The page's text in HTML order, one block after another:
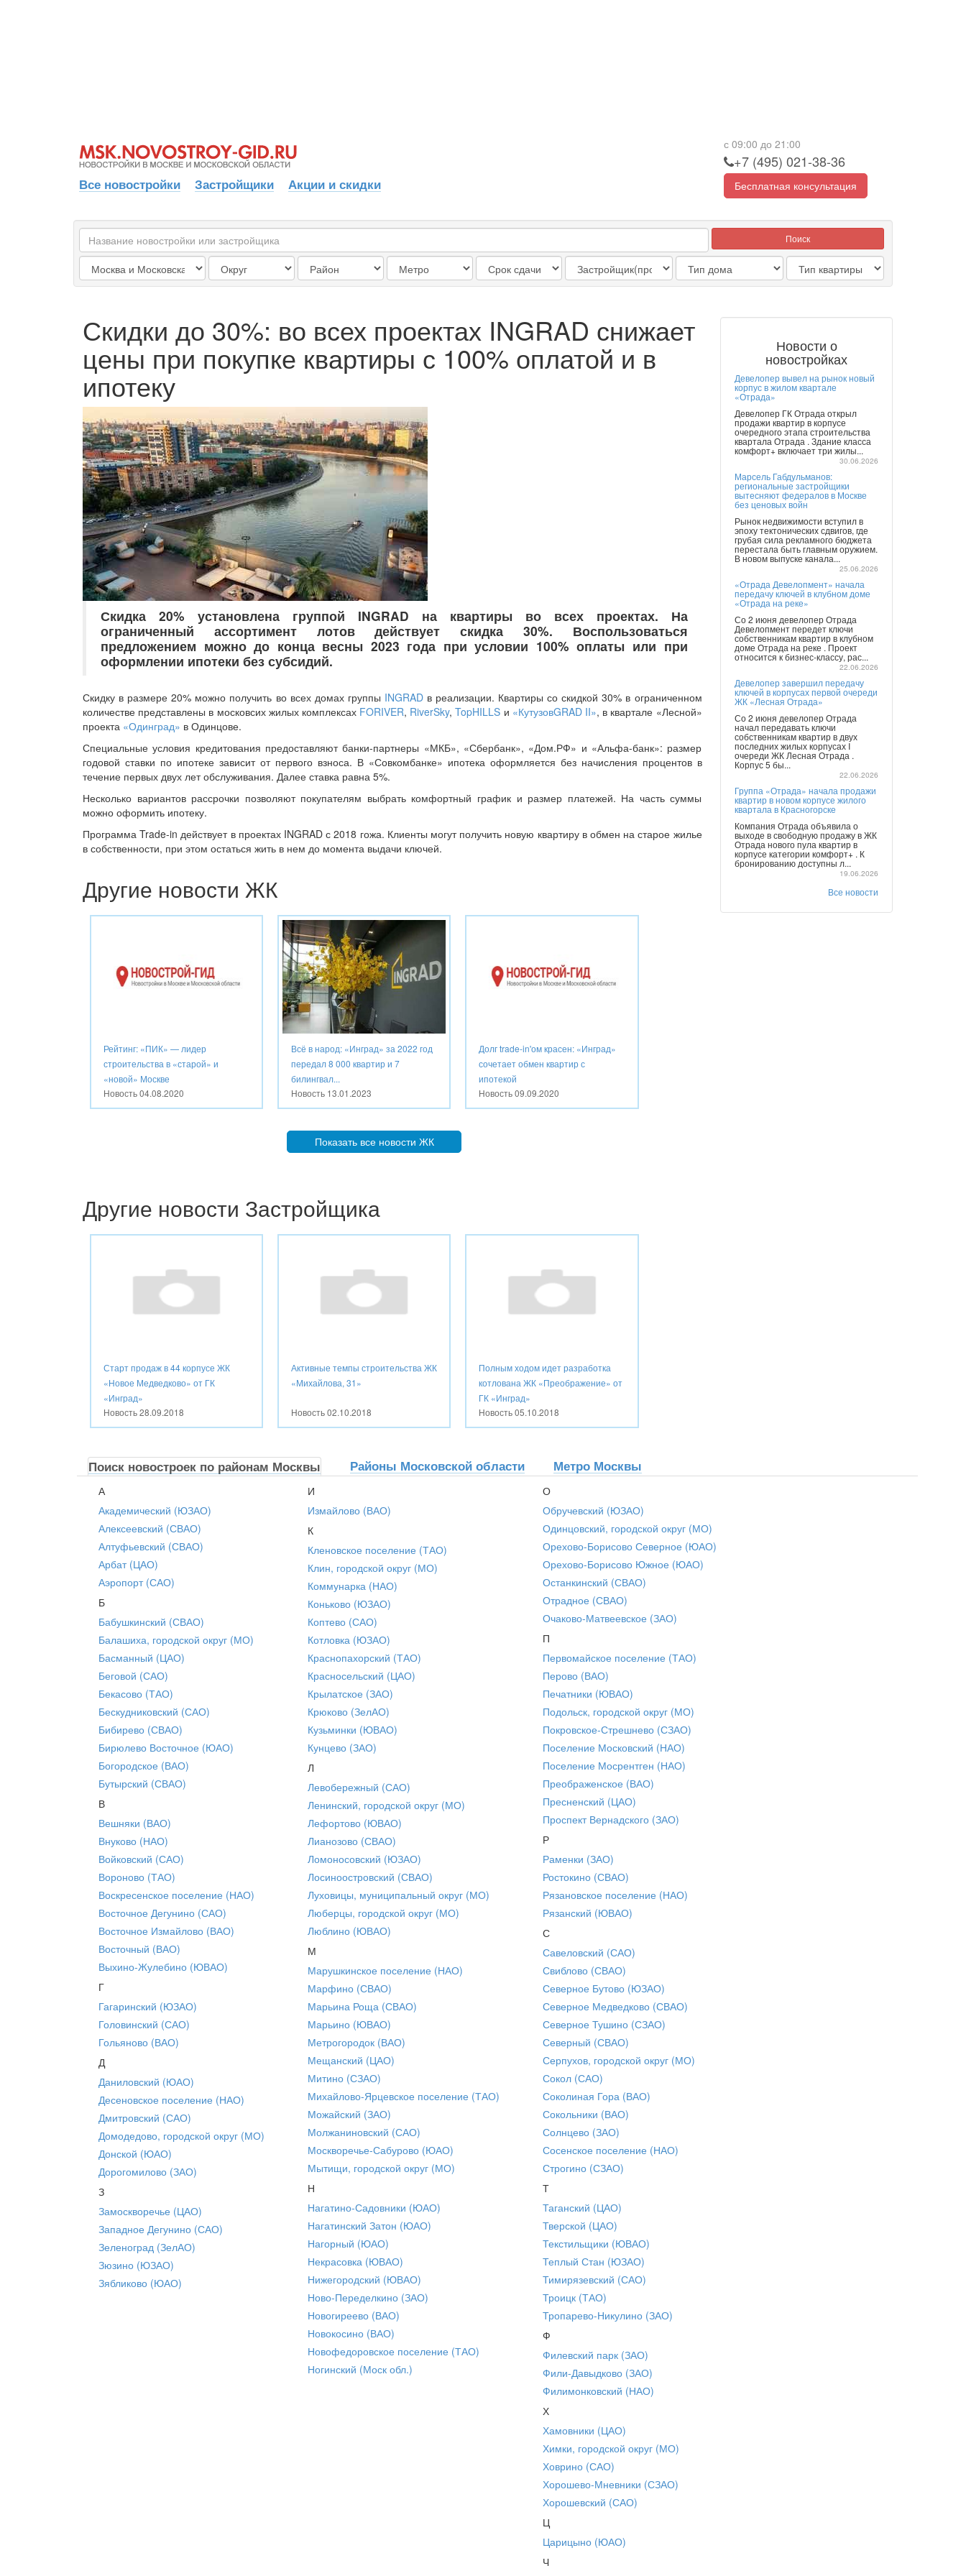
Все новостройки Застройщики Акции и скидки
с 09:00 до 21:00
+7 (495) 021-38-36
Бесплатная консультация
Поиск
Скидки до 30%: во всех проектах INGRAD снижает
цены при покупке квартиры с 100% оплатой и в
ипотеку
Скидка 20% установлена группой INGRAD на квартиры во всех проектах. На
ограниченный ассортимент лотов действует скидка 30%. Воспользоваться
предложением можно до конца весны 2023 года при условии 100% оплаты или при
оформлении ипотеки без субсидий.
Скидку в размере 20% можно получить во всех домах группы INGRADв реализации. Квартиры со скидкой 30% в ограниченном
количестве представлены в московсих жилых комплексах FORIVER, RiverSky,TopHILLS и «КутузовGRAD II», в квартале «Лесной»
проекта «Одинград» в Одинцове.
Специальные условия кредитования предоставляют банки-партнеры «МКБ», «Сбербанк», «Дом.РФ» и «Альфа-банк»: размер
годовой ставки по ипотеке зависит от первого взноса. В «Совкомбанке» ипотека оформляется без начисления процентов в
течение первых двух лет обслуживания. Далее ставка равна 5%.
Несколько вариантов рассрочки позволяют покупателям выбрать комфортный график и размер платежей. На часть суммы
можно оформить ипотеку.
Программа Trade-in действует в проектах INGRAD с 2018 гожа. Клиенты могут получить новую квартиру в обмен на старое жилье
в собственности, при этом остаться жить в нем до момента выдачи ключей.
Другие новости ЖК
Рейтинг: «ПИК» — лидер
строительства в «старой» и
«новой» Москве
Новость04.08.2020
Всё в народ: «Инград» за 2022 год
передал 8 000 квартир и 7
билингвал...
Новость 13.01.2023
Долг trade-in'ом красен: «Инград»
сочетает обмен квартир с
ипотекой
Новость09.09.2020
Показать все новости ЖК
Другие новости Застройщика
Старт продаж в 44 корпусе ЖК
«Новое Медведково» от ГК
«Инград»
Новость28.09.2018
Активные темпы строительства ЖК
«Михайлова, 31»
Новость02.10.2018
Полным ходом идет разработка
котлована ЖК «Преображение» от
ГК «Инград»
Новость05.10.2018
Новости о
новостройках
Девелопер вывел на рынок новый
корпус в жилом квартале
«Отрада»
Девелопер ГК Отрада открыл
продажи квартир в корпусе
очередного этапа строительства
квартала Отрада . Здание класса
комфорт+ включает три жилы...
30.06.2026
Марсель Габдульманов:
региональные застройщики
вытесняют федералов в Москве
без ценовых войн
Рынок недвижимости вступил в
эпоху тектонических сдвигов, где
грубая сила рекламного бюджета
перестала быть главным оружием.
В новом выпуске канала...
25.06.2026
«Отрада Девелопмент» начала
передачу ключей в клубном доме
«Отрада на реке»
Со 2 июня девелопер Отрада
Девелопмент передет ключи
собственникам квартир в клубном
доме Отрада на реке . Проект
относится к бизнес-классу, рас...
22.06.2026
Девелопер завершил передачу
ключей в корпусах первой очереди
ЖК «Лесная Отрада»
Со 2 июня девелопер Отрада
начал передавать ключи
собственникам квартир в двух
последних жилых корпусах I
очереди ЖК Лесная Отрада .
Корпус 5 бы...
22.06.2026
Группа «Отрада» начала продажи
квартир в новом корпусе жилого
квартала в Красногорске
Компания Отрада объявила о
выходе в свободную продажу в ЖК
Отрада нового пула квартир в
корпусе категории комфорт+ . К
бронированию доступны л...
19.06.2026
Все новости
Поиск новостроек по районам Москвы Районы Московской области Метро Москвы
А
Академический (ЮЗАО)
Алексеевский (СВАО)
Алтуфьевский (СВАО)
Арбат (ЦАО)
Аэропорт (САО)
Б
Бабушкинский (СВАО)
Балашиха, городской округ (МО)
Басманный (ЦАО)
Беговой (САО)
Бекасово (ТАО)
Бескудниковский (САО)
Бибирево (СВАО)
Бирюлево Восточное (ЮАО)
Богородское (ВАО)
Бутырский (СВАО)
В
Вешняки (ВАО)
Внуково (НАО)
Войковский (САО)
Вороново (ТАО)
Воскресенское поселение (НАО)
Восточное Дегунино (САО)
Восточное Измайлово (ВАО)
Восточный (ВАО)
Выхино-Жулебино (ЮВАО)
Г
Гагаринский (ЮЗАО)
Головинский (САО)
Гольяново (ВАО)
Д
Даниловский (ЮАО)
Десеновское поселение (НАО)
Дмитровский (САО)
Домодедово, городской округ (МО)
Донской (ЮАО)
Дорогомилово (ЗАО)
З
Замоскворечье (ЦАО)
Западное Дегунино (САО)
Зеленоград (ЗелАО)
Зюзино (ЮЗАО)
Зябликово (ЮАО)
И
Измайлово (ВАО)
К
Кленовское поселение (ТАО)
Клин, городской округ (МО)
Коммунарка (НАО)
Коньково (ЮЗАО)
Коптево (САО)
Котловка (ЮЗАО)
Краснопахорский (ТАО)
Красносельский (ЦАО)
Крылатское (ЗАО)
Крюково (ЗелАО)
Кузьминки (ЮВАО)
Кунцево (ЗАО)
Л
Левобережный (САО)
Ленинский, городской округ (МО)
Лефортово (ЮВАО)
Лианозово (СВАО)
Ломоносовский (ЮЗАО)
Лосиноостровский (СВАО)
Луховицы, муниципальный округ (МО)
Люберцы, городской округ (МО)
Люблино (ЮВАО)
М
Марушкинское поселение (НАО)
Марфино (СВАО)
Марьина Роща (СВАО)
Марьино (ЮВАО)
Метрогородок (ВАО)
Мещанский (ЦАО)
Митино (СЗАО)
Михайлово-Ярцевское поселение (ТАО)
Можайский (ЗАО)
Молжаниновский (САО)
Москворечье-Сабурово (ЮАО)
Мытищи, городской округ (МО)
Н
Нагатино-Садовники (ЮАО)
Нагатинский Затон (ЮАО)
Нагорный (ЮАО)
Некрасовка (ЮВАО)
Нижегородский (ЮВАО)
Ново-Переделкино (ЗАО)
Новогиреево (ВАО)
Новокосино (ВАО)
Новофедоровское поселение (ТАО)
Ногинский (Моск обл.)
О
Обручевский (ЮЗАО)
Одинцовский, городской округ (МО)
Орехово-Борисово Северное (ЮАО)
Орехово-Борисово Южное (ЮАО)
Останкинский (СВАО)
Отрадное (СВАО)
Очаково-Матвеевское (ЗАО)
П
Первомайское поселение (ТАО)
Перово (ВАО)
Печатники (ЮВАО)
Подольск, городской округ (МО)
Покровское-Стрешнево (СЗАО)
Поселение Московский (НАО)
Поселение Мосрентген (НАО)
Преображенское (ВАО)
Пресненский (ЦАО)
Проспект Вернадского (ЗАО)
Р
Раменки (ЗАО)
Ростокино (СВАО)
Рязановское поселение (НАО)
Рязанский (ЮВАО)
С
Савеловский (САО)
Свиблово (СВАО)
Северное Бутово (ЮЗАО)
Северное Медведково (СВАО)
Северное Тушино (СЗАО)
Северный (СВАО)
Серпухов, городской округ (МО)
Сокол (САО)
Соколиная Гора (ВАО)
Сокольники (ВАО)
Солнцево (ЗАО)
Сосенское поселение (НАО)
Строгино (СЗАО)
Т
Таганский (ЦАО)
Тверской (ЦАО)
Текстильщики (ЮВАО)
Теплый Стан (ЮЗАО)
Тимирязевский (САО)
Троицк (ТАО)
Тропарево-Никулино (ЗАО)
Ф
Филевский парк (ЗАО)
Фили-Давыдково (ЗАО)
Филимонковский (НАО)
Х
Хамовники (ЦАО)
Химки, городской округ (МО)
Ховрино (САО)
Хорошево-Мневники (СЗАО)
Хорошевский (САО)
Ц
Царицыно (ЮАО)
Ч